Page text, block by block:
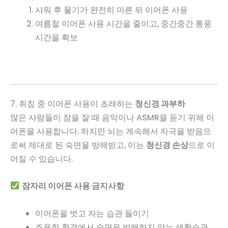
샤워 후 물기가 완전히 마른 뒤 이어폰 사용
여름철 이어폰 사용 시간을 줄이고, 중간중간 통풍
시간을 확보
7. 취침 중 이어폰 사용이 초래하는 청신경 과부하
많은 사람들이 잠을 잘 때 음악이나 ASMR을 듣기 위해 이
어폰을 사용합니다. 하지만 뇌는 계속해서 자극을 받음으
로써 제대로 된 숙면을 방해받고, 이는 청신경 손상으로 이
어질 수 있습니다.
잠자리 이어폰 사용 금지사항
이어폰을 벗고 자는 습관 들이기